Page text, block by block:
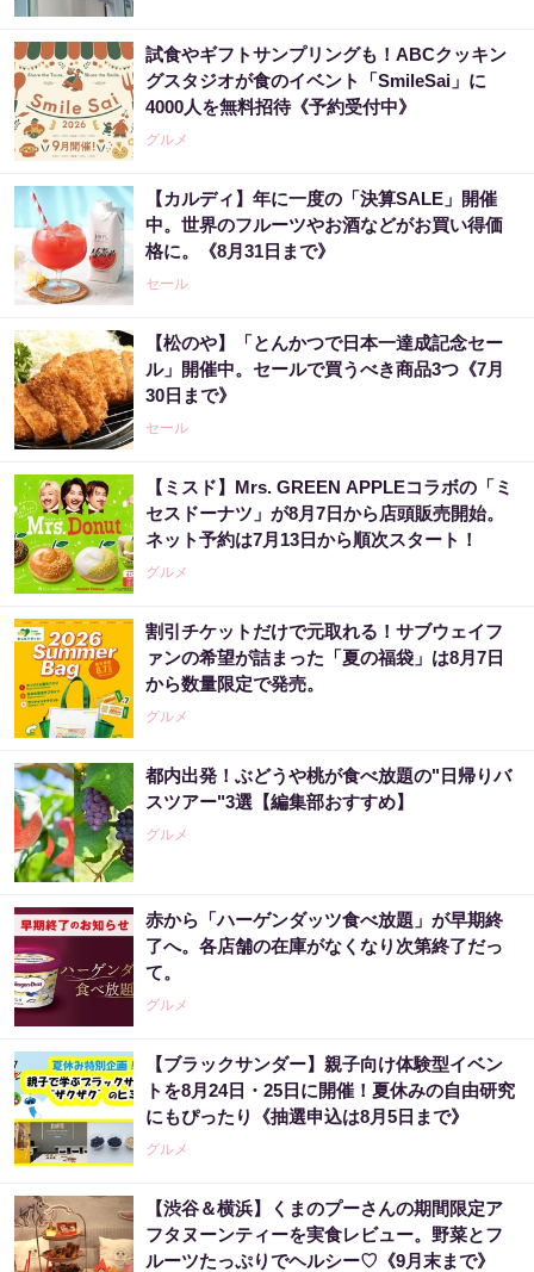
試食やギフトサンプリングも！ABCクッキン
グスタジオが食のイベント「SmileSai」に
4000人を無料招待《予約受付中》
グルメ
【カルディ】年に一度の「決算SALE」開催
中。世界のフルーツやお酒などがお買い得価
格に。《8月31日まで》
セール
【松のや】「とんかつで日本一達成記念セー
ル」開催中。セールで買うべき商品3つ《7月
30日まで》
セール
【ミスド】Mrs. GREEN APPLEコラボの「ミ
セスドーナツ」が8月7日から店頭販売開始。
ネット予約は7月13日から順次スタート！
グルメ
割引チケットだけで元取れる！サブウェイフ
ァンの希望が詰まった「夏の福袋」は8月7日
から数量限定で発売。
グルメ
都内出発！ぶどうや桃が食べ放題の"日帰りバ
スツアー"3選【編集部おすすめ】
グルメ
赤から「ハーゲンダッツ食べ放題」が早期終
了へ。各店舗の在庫がなくなり次第終了だっ
て。
グルメ
【ブラックサンダー】親子向け体験型イベン
トを8月24日・25日に開催！夏休みの自由研究
にもぴったり《抽選申込は8月5日まで》
グルメ
【渋谷＆横浜】くまのプーさんの期間限定ア
フタヌーンティーを実食レビュー。野菜とフ
ルーツたっぷりでヘルシー♡《9月末まで》